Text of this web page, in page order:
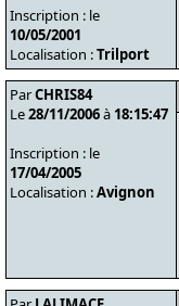
Inscription : le
10/05/2001
Localisation :Trilport
ParCHRIS84
Le28/11/2006à 18:15:47
Inscription : le
17/04/2005
Localisation :Avignon